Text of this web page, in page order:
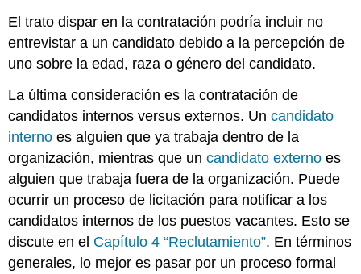
El trato dispar en la contratación podría incluir no
entrevistar a un candidato debido a la percepción de
uno sobre la edad, raza o género del candidato.
La última consideración es la contratación de
candidatos internos versus externos. Uncandidato
interno es alguien que ya trabaja dentro de la
organización, mientras que uncandidato externo es
alguien que trabaja fuera de la organización. Puede
ocurrir un proceso de licitación para notificar a los
candidatos internos de los puestos vacantes. Esto se
discute en el Capítulo 4 “Reclutamiento”. En términos
generales, lo mejor es pasar por un proceso formal